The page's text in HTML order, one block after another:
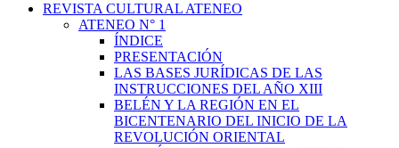
REVISTA CULTURAL ATENEO
ATENEO N° 1
ÍNDICE
PRESENTACIÓN
LAS BASES JURÍDICAS DE LAS
INSTRUCCIONES DEL AÑO XIII
BELÉN Y LA REGIÓN EN EL
BICENTENARIO DEL INICIO DE LA
REVOLUCIÓN ORIENTAL